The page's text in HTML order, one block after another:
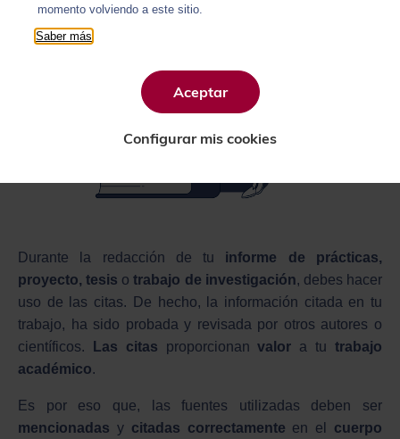
Durante la redacción de tu informe de prácticas,
proyecto, tesis otrabajo de investigación, debes hacer
uso de las citas. De hecho, la información citada en tu
trabajo, ha sido probada y revisada por otros autores o
científicos.
Las citas proporcionanvalor a tu trabajo
académico.
Es por eso que, las fuentes utilizadas deben ser
mencionadas y citadas correctamente en el cuerpo
momento volviendo a este sitio.
Saber más
Aceptar
Configurar mis cookies